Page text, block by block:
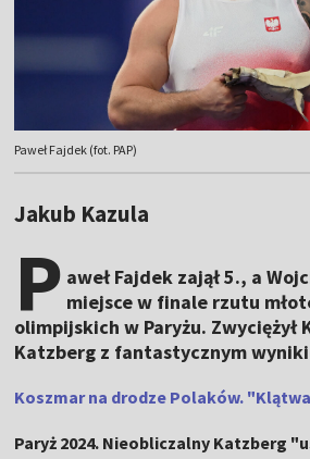
Paweł Fajdek (fot. PAP)
Jakub Kazula
P aweł Fajdek zajął 5., a
miejsce w finale rzutu
olimpijskich w Paryżu. Zwyciężył
Katzberg z fantastycznym
Koszmar na drodze Polaków.
Paryż 2024. Nieobliczalny Katzberg